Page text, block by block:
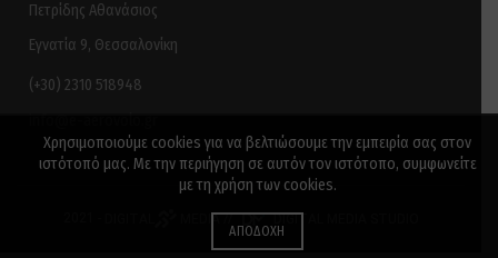
Πετρίδης Αθανάσιος
Εγνατία 9, Θεσσαλονίκη
(+30) 2310 518948
MEDIA// DIGITAL MEDIA STUDIO
Χρησιμοποιούμε cookies για να βελτιώσουμε την εμπειρία σας στον
ιστότοπό μας. Με την περιήγηση σε αυτόν τον ιστότοπο, συμφωνείτε
με τη χρήση των cookies.
ΑΠΟΔΟΧΉ